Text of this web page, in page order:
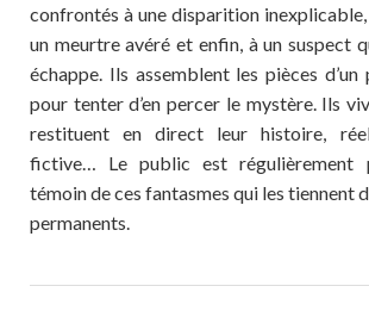
confrontés à une disparition inexplicable,
un meurtre avéré et enfin, à un suspect
échappe. Ils assemblent les pièces d’un
pour tenter d’en percer le mystère. Ils
restituent en direct leur histoire,
fictive… Le public est régulièrement
témoin de ces fantasmes qui les tiennent
permanents.